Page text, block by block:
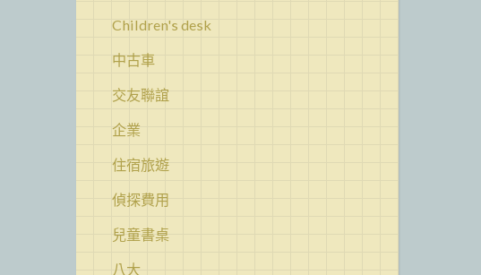
Children's desk
中古車
交友聯誼
企業
住宿旅遊
偵探費用
兒童書桌
八大